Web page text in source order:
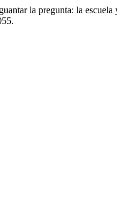
la pregunta: la